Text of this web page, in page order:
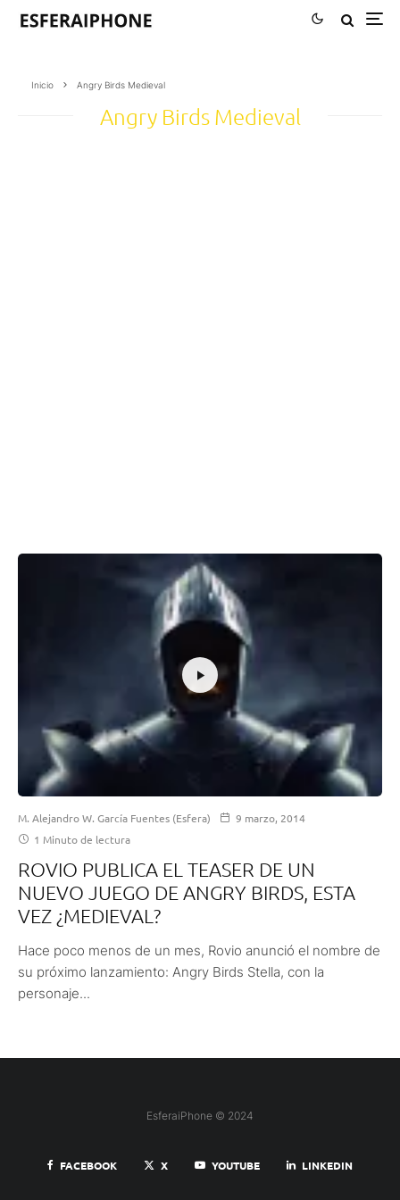
Inicio Angry Birds Medieval
Angry Birds Medieval
M. Alejandro W. García Fuentes (Esfera)
9 marzo, 2014
1 Minuto de lectura
ROVIO PUBLICA EL TEASER DE UN
NUEVO JUEGO DE ANGRY BIRDS, ESTA
VEZ ¿MEDIEVAL?
Hace poco menos de un mes, Rovio anunció el nombre de
su próximo lanzamiento: Angry Birds Stella, con la
personaje...
EsferaiPhone © 2024
FACEBOOK X YOUTUBE LINKEDIN